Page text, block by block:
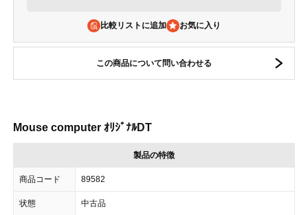
比較リストに追加
この商品について問い合わせる
Mouse computer ｵﾘｼﾞﾅﾙDT
製品の特徴
商品コード 89582
状態 中古品